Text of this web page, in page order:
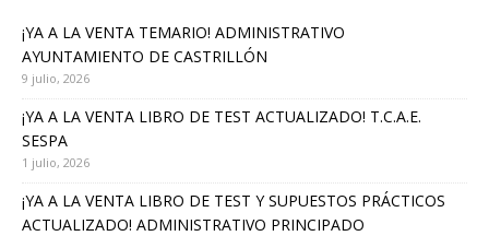
¡YA A LA VENTA TEMARIO! ADMINISTRATIVO
AYUNTAMIENTO DE CASTRILLÓN
9 julio, 2026
¡YA A LA VENTA LIBRO DE TEST ACTUALIZADO! T.C.A.E.
SESPA
1 julio, 2026
¡YA A LA VENTA LIBRO DE TEST Y SUPUESTOS PRÁCTICOS
ACTUALIZADO! ADMINISTRATIVO PRINCIPADO